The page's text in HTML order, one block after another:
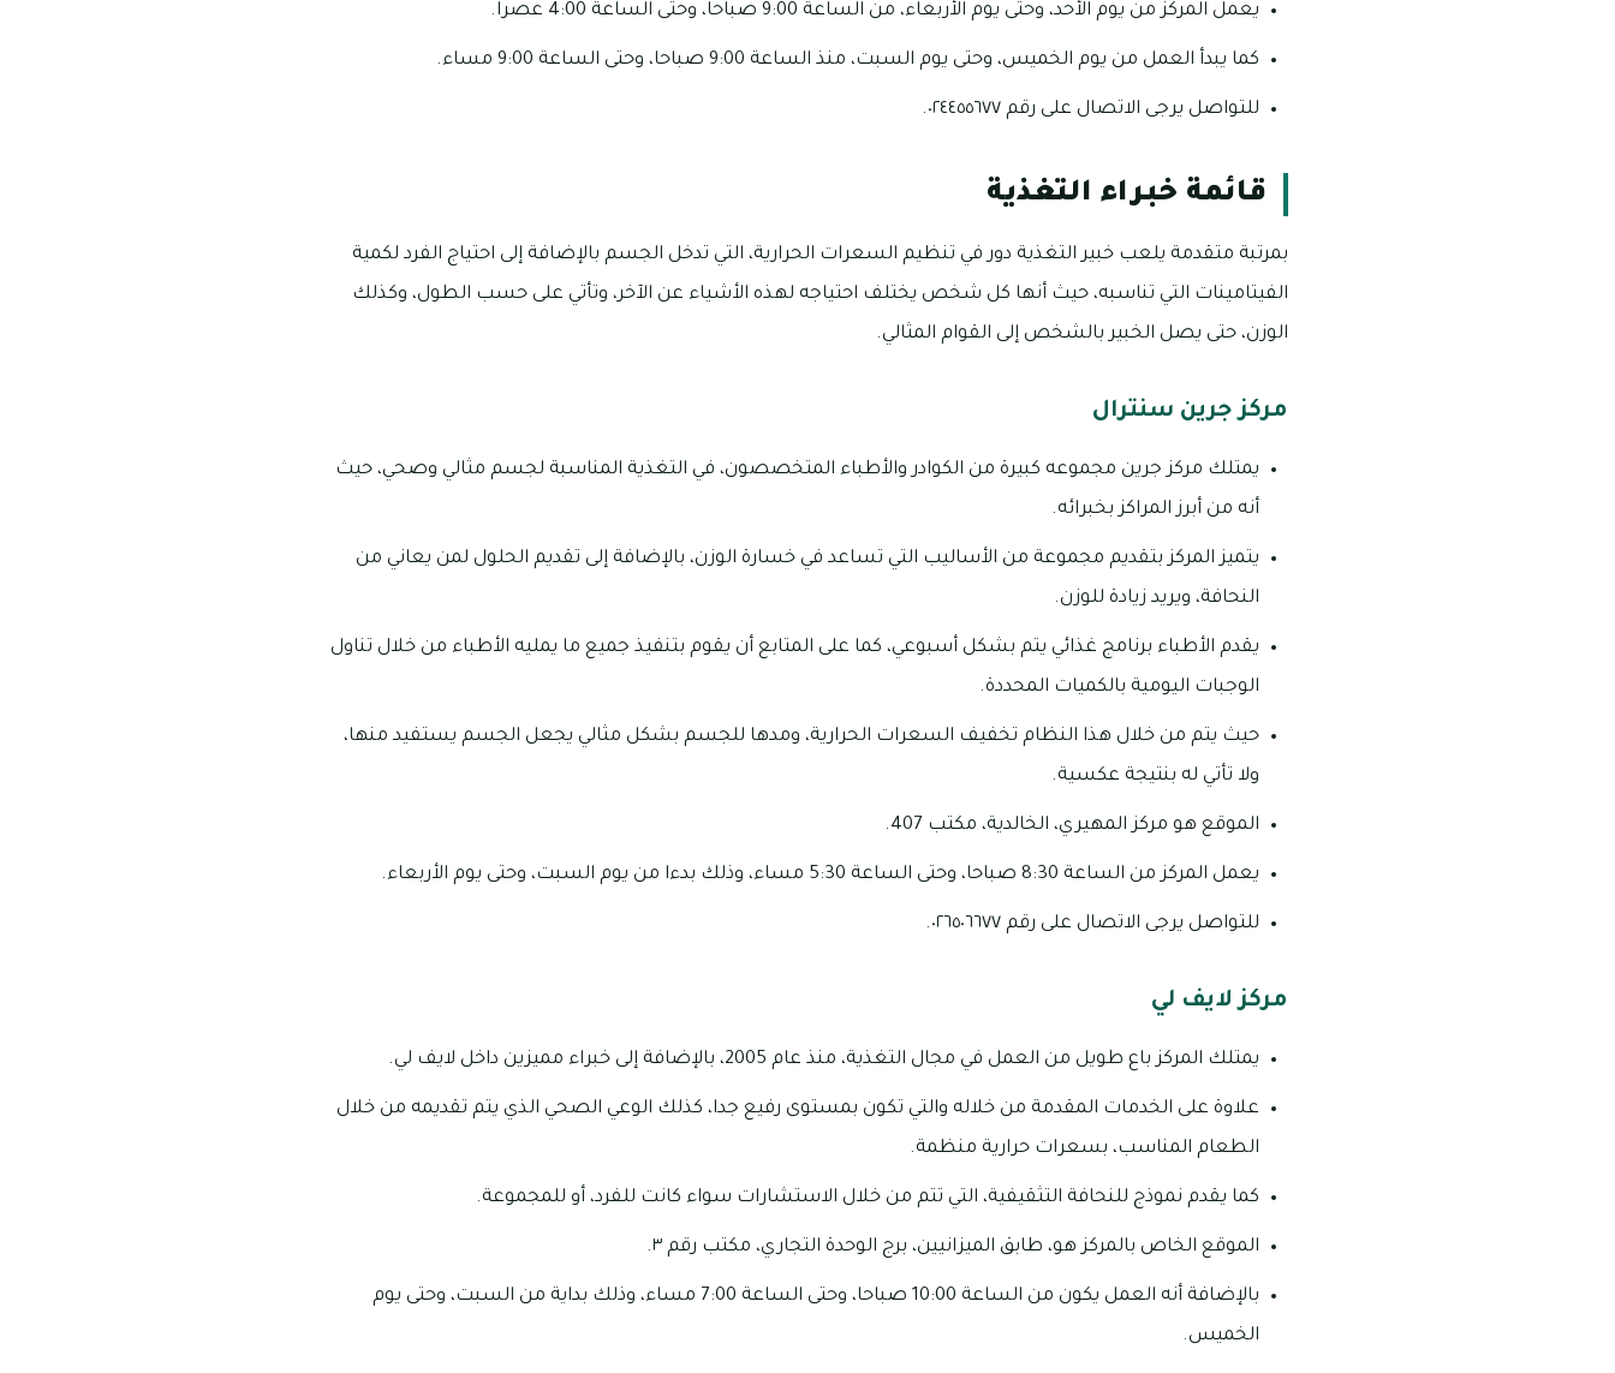
يعمل المركز من يوم الأحد، وحتى يوم الأربعاء، من الساعة 9:00 صباحا، وحتى الساعة 4:00 عصرا.
كما يبدأ العمل من يوم الخميس، وحتى يوم السبت، منذ الساعة 9:00 صباحا، وحتى الساعة 9:00 مساء.
للتواصل يرجى الاتصال على رقم ٠٢٤٤٥٥٦٧٧.
قائمة خبراء التغذية
بمرتبة متقدمة يلعب خبير التغذية دور في تنظيم السعرات الحرارية، التي تدخل الجسم بالإضافة إلى احتياج الفرد لكمية
الفيتامينات التي تناسبه، حيث أنها كل شخص يختلف احتياجه لهذه الأشياء عن الآخر، وتأتي على حسب الطول، وكذلك
الوزن، حتى يصل الخبير بالشخص إلى القوام المثالي.
مركز جرين سنترال
يمتلك مركز جرين مجموعه كبيرة من الكوادر والأطباء المتخصصون، في التغذية المناسبة لجسم مثالي وصحي، حيث
أنه من أبرز المراكز بخبرائه.
يتميز المركز بتقديم مجموعة من الأساليب التي تساعد في خسارة الوزن، بالإضافة إلى تقديم الحلول لمن يعاني من
النحافة، ويريد زيادة للوزن.
يقدم الأطباء برنامج غذائي يتم بشكل أسبوعي، كما على المتابع أن يقوم بتنفيذ جميع ما يمليه الأطباء من خلال تناول
الوجبات اليومية بالكميات المحددة.
حيث يتم من خلال هذا النظام تخفيف السعرات الحرارية، ومدها للجسم بشكل مثالي يجعل الجسم يستفيد منها،
ولا تأتي له بنتيجة عكسية.
الموقع هو مركز المهيري، الخالدية، مكتب 407.
يعمل المركز من الساعة 8:30 صباحا، وحتى الساعة 5:30 مساء، وذلك بدءا من يوم السبت، وحتى يوم الأربعاء.
للتواصل يرجى الاتصال على رقم ٠٢٦٥٠٦٦٧٧.
مركز لايف لي
يمتلك المركز باع طويل من العمل في مجال التغذية، منذ عام 2005، بالإضافة إلى خبراء مميزين داخل لايف لي.
علاوة على الخدمات المقدمة من خلاله والتي تكون بمستوى رفيع جدا، كذلك الوعي الصحي الذي يتم تقديمه من خلال
الطعام المناسب، بسعرات حرارية منظمة.
كما يقدم نموذج للنحافة التثقيفية، التي تتم من خلال الاستشارات سواء كانت للفرد، أو للمجموعة.
الموقع الخاص بالمركز هو، طابق الميزانيين، برج الوحدة التجاري، مكتب رقم ٣.
بالإضافة أنه العمل يكون من الساعة 10:00 صباحا، وحتى الساعة 7:00 مساء، وذلك بداية من السبت، وحتى يوم
الخميس.